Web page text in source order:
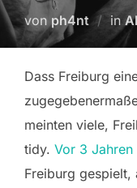
von ph4nt in
Dass Freiburg
meinten viele,
tidy. Vor 3 Jahren
Freiburg